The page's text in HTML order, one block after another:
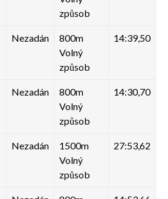
způsob
Nezadán
800m
Volný
způsob
14:39,50
Nezadán
800m
Volný
způsob
14:30,70
Nezadán
1500m
Volný
způsob
27:53,62